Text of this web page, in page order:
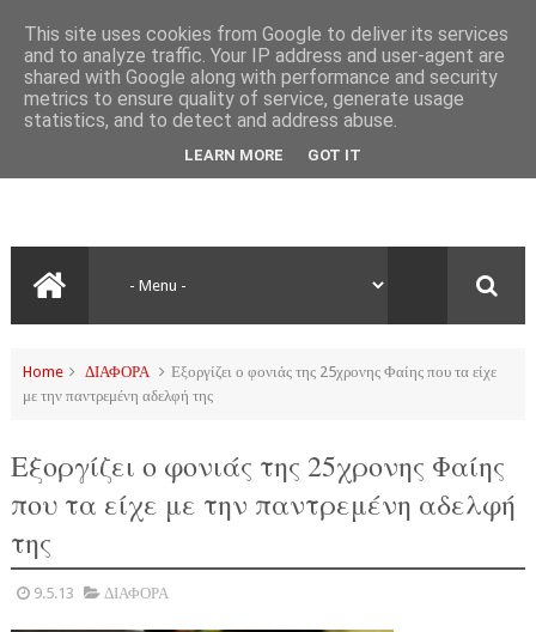
Home ΔΙΑΦΟΡΑ
Εξοργίζει ο φονιάς της 25χρονης Φαίης που τα είχε
με την παντρεμένη αδελφή της
Εξοργίζει ο φονιάς της 25χρονης Φαίης
που τα είχε με την παντρεμένη αδελφή
της
9.5.13 ΔΙΑΦΟΡΑ
This site uses cookies from Google to deliver its services
and to analyze traffic. Your IP address and user-agent are
shared with Google along with performance and security
metrics to ensure quality of service, generate usage
statistics, and to detect and address abuse.
LEARN MORE GOT IT